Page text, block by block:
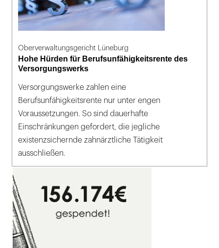
Oberverwaltungsgericht Lüneburg
Hohe Hürden für Berufsunfähigkeitsrente des
Versorgungswerks
Versorgungswerke zahlen eine
Berufsunfähigkeitsrente nur unter engen
Voraussetzungen. So sind dauerhafte
Einschränkungen gefordert, die jegliche
existenzsichernde zahnärztliche Tätigkeit
ausschließen.